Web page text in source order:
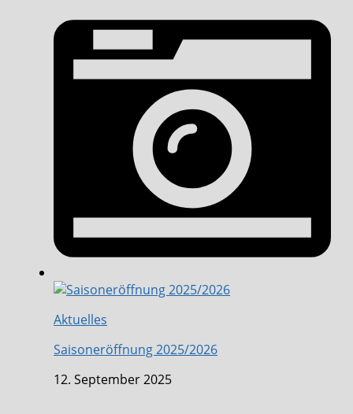
Aktuelles
Saisoneröffnung 2025/2026
12. September 2025